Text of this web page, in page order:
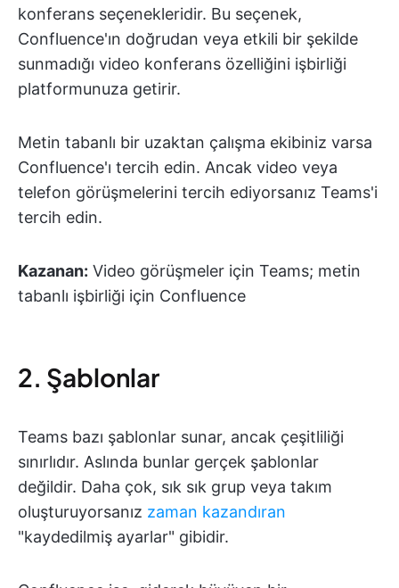
konferans seçenekleridir. Bu seçenek,
Confluence'ın doğrudan veya etkili bir şekilde
sunmadığı video konferans özelliğini işbirliği
platformunuza getirir.
Metin tabanlı bir uzaktan çalışma ekibiniz varsa
Confluence'ı tercih edin. Ancak video veya
telefon görüşmelerini tercih ediyorsanız Teams'i
tercih edin.
Kazanan: Video görüşmeler için Teams; metin
tabanlı işbirliği için Confluence
2. Şablonlar
Teams bazı şablonlar sunar, ancak çeşitliliği
sınırlıdır. Aslında bunlar gerçek şablonlar
değildir. Daha çok, sık sık grup veya takım
oluşturuyorsanız zaman kazandıran
"kaydedilmiş ayarlar" gibidir.